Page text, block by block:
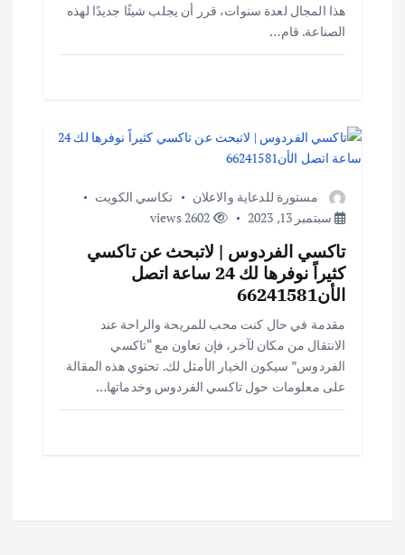
هذا المجال لعدة سنوات، قرر أن يجلب شيئًا جديدًا لهذه
الصناعة. قام…
مستورة للدعاية والاعلان
تكاسي الكويت
سبتمبر 13, 2023
تاكسي الفردوس | لاتبحث عن تاكسي
كثيراً نوفرها لك 24 ساعة اتصل
الأن66241581
مقدمة في حال كنت محب للمريحة والراحة عند
الانتقال من مكان لآخر، فإن تعاون مع “تاكسي
الفردوس” سيكون الخيار الأمثل لك. تحتوي هذه المقالة
على معلومات حول تاكسي الفردوس وخدماتها…